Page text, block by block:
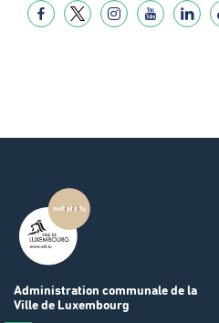
Administration communale de la
Ville de Luxembourg